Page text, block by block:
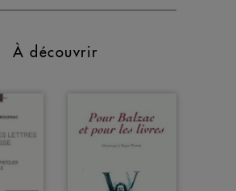
À découvrir